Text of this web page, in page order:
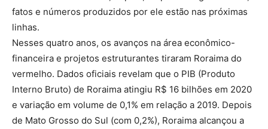
fatos e números produzidos por ele estão nas próximas
linhas.
Nesses quatro anos, os avanços na área econômico-
financeira e projetos estruturantes tiraram Roraima do
vermelho. Dados oficiais revelam que o PIB (Produto
Interno Bruto) de Roraima atingiu R$ 16 bilhões em 2020
e variação em volume de 0,1% em relação a 2019. Depois
de Mato Grosso do Sul (com 0,2%), Roraima alcançou a